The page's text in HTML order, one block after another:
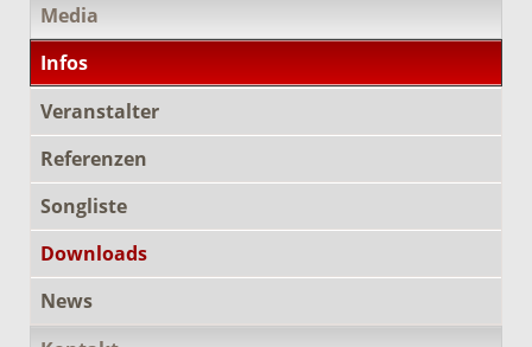
Media
Infos
Veranstalter
Referenzen
Songliste
Downloads
News